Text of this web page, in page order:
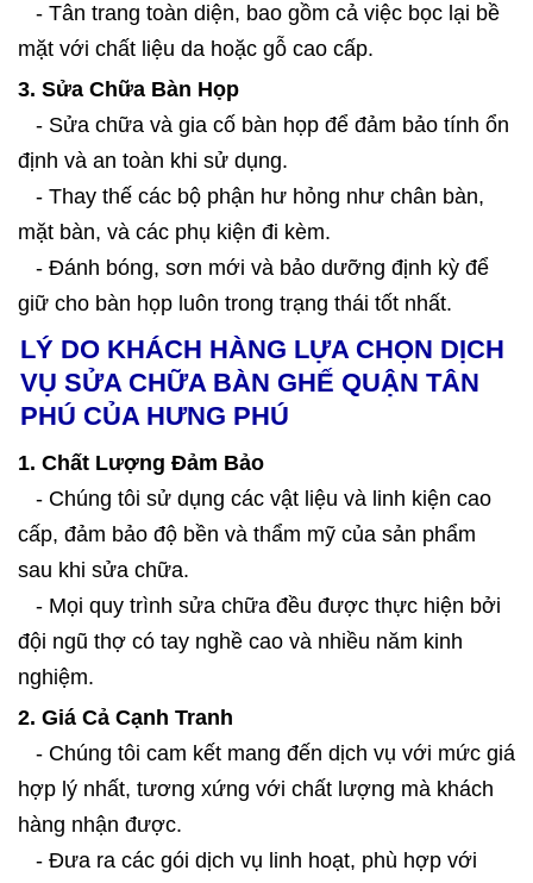
- Tân trang toàn diện, bao gồm cả việc bọc lại bề
mặt với chất liệu da hoặc gỗ cao cấp.
3. Sửa Chữa Bàn Họp
- Sửa chữa và gia cố bàn họp để đảm bảo tính ổn
định và an toàn khi sử dụng.
- Thay thế các bộ phận hư hỏng như chân bàn,
mặt bàn, và các phụ kiện đi kèm.
- Đánh bóng, sơn mới và bảo dưỡng định kỳ để
giữ cho bàn họp luôn trong trạng thái tốt nhất.
LÝ DO KHÁCH HÀNG LỰA CHỌN DỊCH
VỤ SỬA CHỮA BÀN GHẾ QUẬN TÂN
PHÚ CỦA HƯNG PHÚ
1. Chất Lượng Đảm Bảo
- Chúng tôi sử dụng các vật liệu và linh kiện cao
cấp, đảm bảo độ bền và thẩm mỹ của sản phẩm
sau khi sửa chữa.
- Mọi quy trình sửa chữa đều được thực hiện bởi
đội ngũ thợ có tay nghề cao và nhiều năm kinh
nghiệm.
2. Giá Cả Cạnh Tranh
- Chúng tôi cam kết mang đến dịch vụ với mức giá
hợp lý nhất, tương xứng với chất lượng mà khách
hàng nhận được.
- Đưa ra các gói dịch vụ linh hoạt, phù hợp với